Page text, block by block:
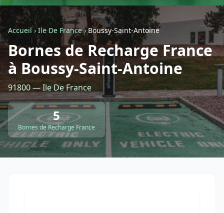
Autre
Retour à la liste des métiers
CGU-Confidentialité- Service proposé parViteUnDevis.com-Vous
Accueil› Ile De France›Boussy-Saint-Antoine
Bornes de Recharge France
à Boussy-Saint-Antoine
91800 — Ile De France
5
Bornes de Recharge France